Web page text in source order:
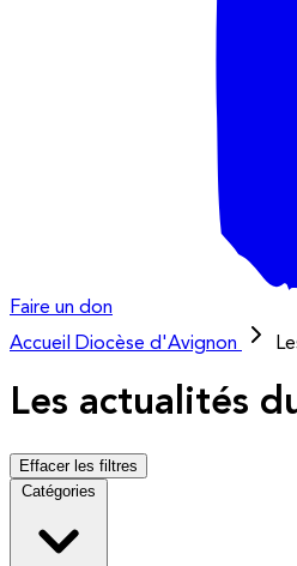
Faire un don
Accueil
Diocèse d'Avignon
Les actualités
Effacer les filtres
Catégories